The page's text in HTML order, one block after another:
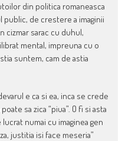
din politica romaneasca
de crestere a imaginii
cizmar sarac cu duhul,
mental, impreuna cu o
suntem, cam de astia
e ca si ea, inca se crede
sa zica “piua”. O fi si asta
numai cu imaginea gen
justitia isi face meseria”